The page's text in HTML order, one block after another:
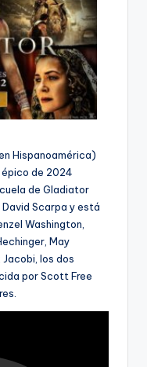
Hispanoamérica)
épico de 2024
de Gladiator
Scarpa y está
Washington,
May
Jacobi, los dos
por Scott Free